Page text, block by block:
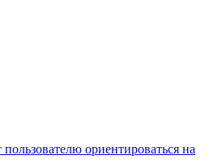
ориентироваться на